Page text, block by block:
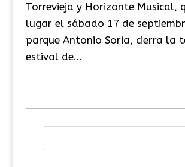
Torrevieja y Horizonte Musical,
lugar el sábado 17 de
parque Antonio Soria, cierra la
estival de...